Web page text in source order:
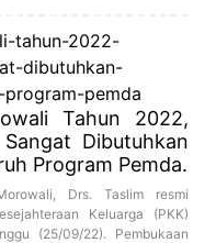
Tahun 2022,
Dibutuhkan
Program Pemda.
Drs. Taslim resmi
Keluarga (PKK)
(25/09/22). Pembukaan